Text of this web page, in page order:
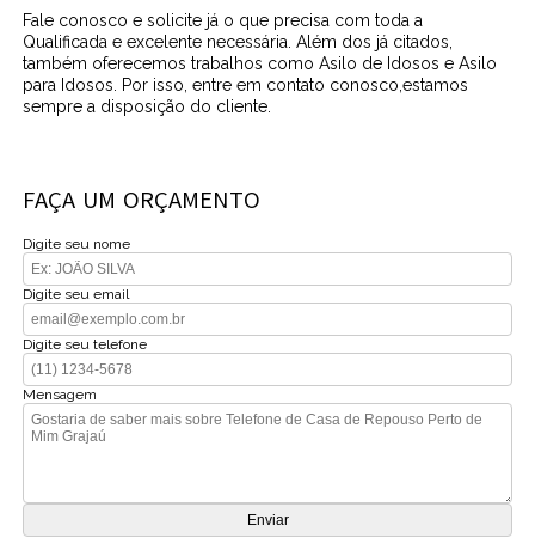
Fale conosco e solicite já o que precisa com toda a
Qualificada e excelente necessária. Além dos já citados,
também oferecemos trabalhos como Asilo de Idosos e Asilo
para Idosos. Por isso, entre em contato conosco,estamos
sempre a disposição do cliente.
FAÇA UM ORÇAMENTO
Digite seu nome
Digite seu email
Digite seu telefone
Mensagem